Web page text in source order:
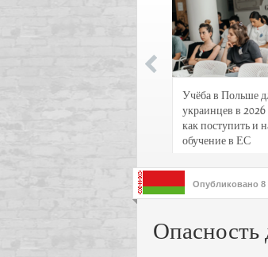
Учёба в Польше
украинцев в
как поступить и
обучение в ЕС
Опубликовано 8